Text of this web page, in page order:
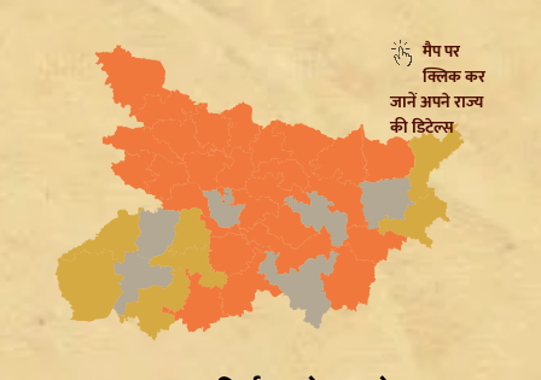
Mayawati on SP: गिरगिट की तरह रंग बदलती है सपा,
ब्राह्मणों को लुभाने के लिए Akhilesh Yadav का नया दांव
मैप पर
क्लिक कर
जानें अपने राज्य
की डिटेल्स